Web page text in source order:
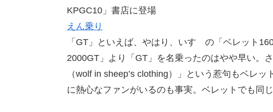
KPGC10」書店に登場
えん乗り
「GT」といえば、やはり、いすゞの「ベレット
2000GT」より「GT」を名乗ったのはやや早い。
（wolf in sheep’s clothing）」という惹句もベレ
に熱心なファンがいるのも事実。ベレットでも同